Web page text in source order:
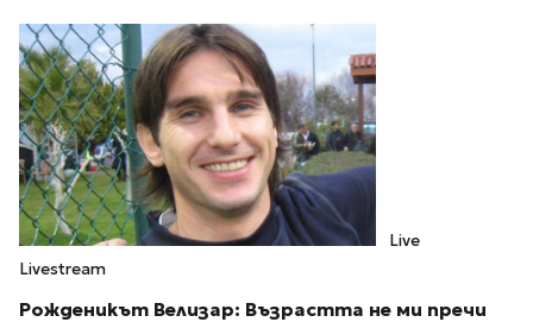
Live
Livestream
Рожденикът Велизар: Възрастта не ми пречи